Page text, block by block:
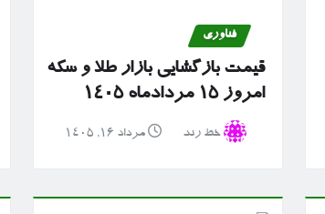
فناوری
قیمت بازگشایی بازار طلا و سکه
امروز ۱۵ مردادماه ۱۴۰۵
خط رند مرداد ۱۶, ۱۴۰۵